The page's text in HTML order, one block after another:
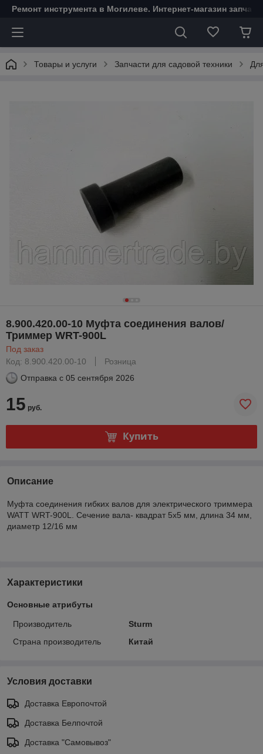
Ремонт инструмента в Могилеве. Интернет-магазин
Товары и услуги Запчасти для садовой техники
8.900.420.00-10 Муфта соединения валов/
Триммер WRT-900L
Под заказ
Код: 8.900.420.00-10
Розница
Отправка с 05 сентября 2026
15 руб.
Купить
Описание
Муфта соединения гибких валов для электрического триммера
WATT WRT-900L. Сечение вала- квадрат 5х5 мм, длина 34 мм,
диаметр 12/16 мм
Характеристики
Основные атрибуты
Производитель
Sturm
Страна производитель
Китай
Условия доставки
Доставка Европочтой
Доставка Белпочтой
Доставка "Самовывоз"